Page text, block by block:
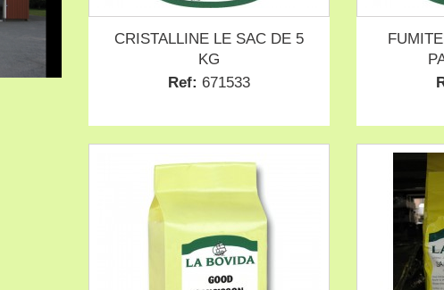
CRISTALLINE LE SAC DE 5
KG
Ref: 671533